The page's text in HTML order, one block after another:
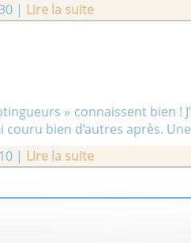
soleil - cliquerICI
le :15/05/2020 18:08 |
| Lire la suite
» connaissent bien !
bien d’autres après.
| Lire la suite